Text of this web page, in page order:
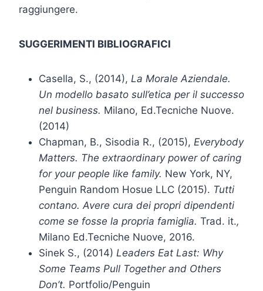
raggiungere.
SUGGERIMENTI BIBLIOGRAFICI
Casella, S., (2014), La Morale Aziendale.
Un modello basato sull’etica per il successo
nel business. Milano, Ed.Tecniche Nuove.
(2014)
Chapman, B., Sisodia R., (2015), Everybody
Matters. The extraordinary power of caring
for your people like family. New York, NY,
Penguin Random Hosue LLC (2015). Tutti
contano. Avere cura dei propri dipendenti
come se fosse la propria famiglia. Trad. it.,
Milano Ed.Tecniche Nuove, 2016.
Sinek S., (2014) Leaders Eat Last: Why
Some Teams Pull Together and Others
Don’t. Portfolio/Penguin